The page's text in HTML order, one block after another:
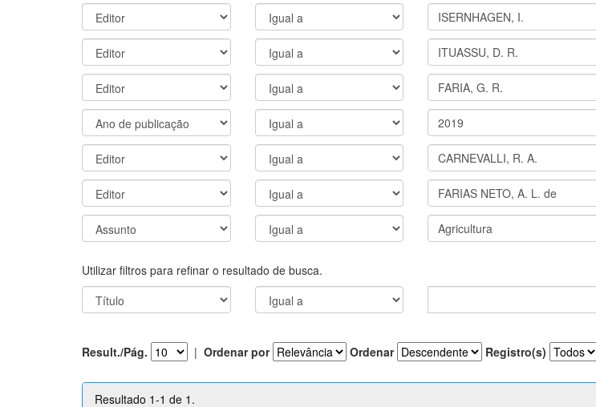
Utilizar filtros para refinar o resultado de busca.
Result./Pág. | Ordenar por Ordenar Registro(s)
Resultado 1-1 de 1.